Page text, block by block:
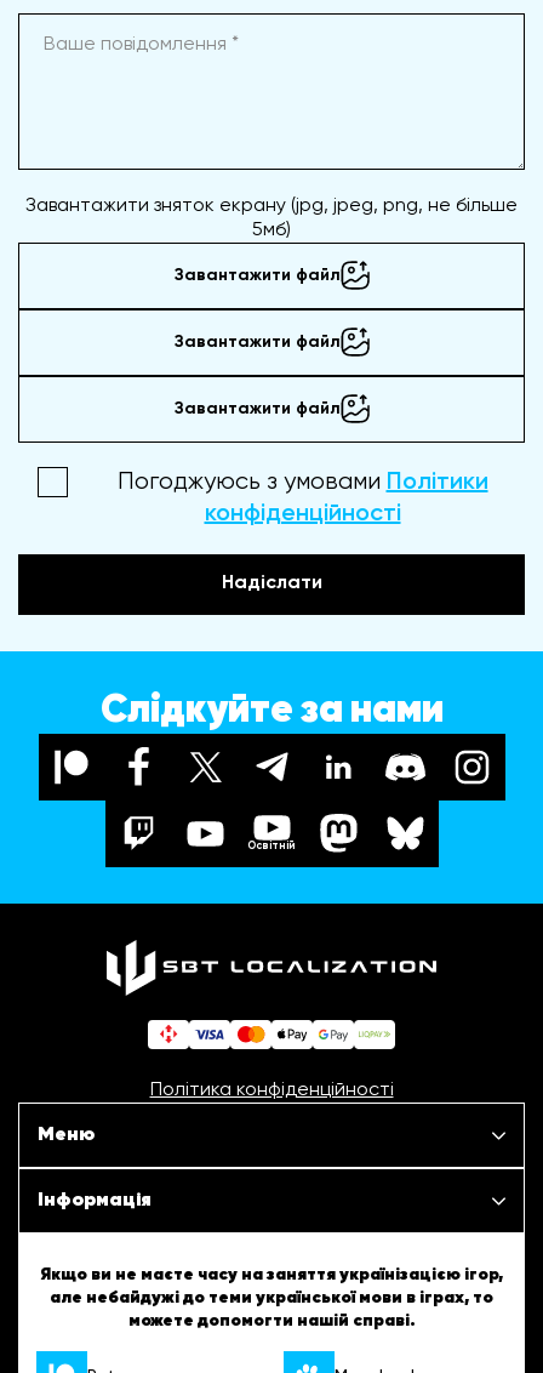
Завантажити зняток екрану (jpg, jpeg, png, не більше
5мб)
Завантажити файл
Завантажити файл
Завантажити файл
Погоджуюсь з умовами Політики
конфіденційності
Надіслати
Слідкуйте за нами
Освітній
Політика конфіденційності
Меню
Наші проєкти
Інформація
ШБТурнір
ШБТворчість
Якщо ви не маєте часу на заняття українізацією ігор,
але небайдужі до теми української мови в іграх, то
можете допомогти нашій справі.